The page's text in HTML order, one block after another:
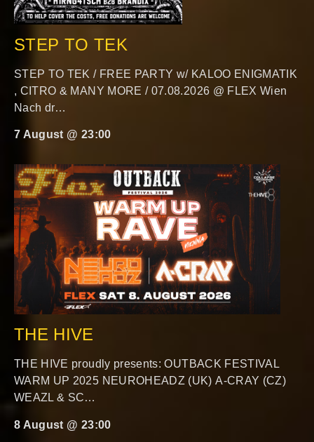
STEP TO TEK
STEP TO TEK / FREE PARTY w/ KALOO ENIGMATIK
, CITRO & MANY MORE / 07.08.2026 @ FLEX Wien
Nach dr…
7 August @ 23:00
THE HIVE
THE HIVE proudly presents: OUTBACK FESTIVAL
WARM UP 2025 NEUROHEADZ (UK) A-CRAY (CZ)
WEAZL & SC…
8 August @ 23:00